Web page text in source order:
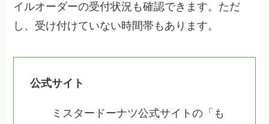
イルオーダーの受付状況も確認できます。ただ
し、受け付けていない時間帯もあります。
公式サイト
ミスタードーナツ公式サイトの「も